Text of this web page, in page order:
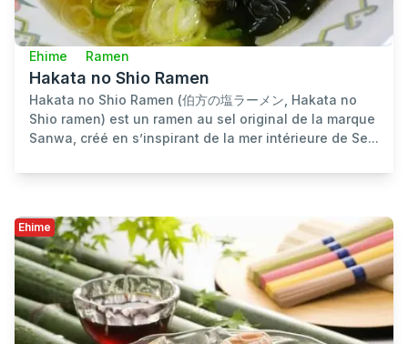
Ehime Ramen
Hakata no Shio Ramen
Hakata no Shio Ramen (伯方の塩ラーメン, Hakata no
Shio ramen) est un ramen au sel original de la marque
Sanwa, créé en s’inspirant de la mer intérieure de Se...
Ehime